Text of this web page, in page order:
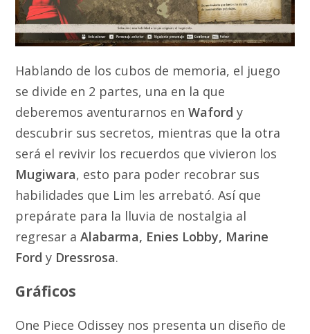
Hablando de los cubos de memoria, el juego
se divide en 2 partes, una en la que
deberemos aventurarnos enWafordy
descubrir sus secretos, mientras que la otra
será el revivir los recuerdos que vivieron los
Mugiwara, esto para poder recobrar sus
habilidades que Lim les arrebató. Así que
prepárate para la lluvia de nostalgia al
regresar aAlabarma, Enies Lobby, Marine
Ford y Dressrosa.
Gráficos
One Piece Odissey nos presenta un diseño de